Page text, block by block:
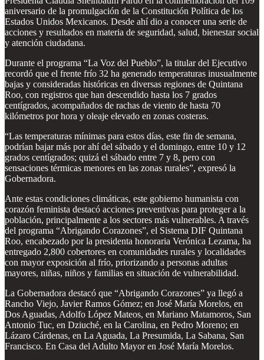
aniversario de la promulgación de la Constitución Política de los
Estados Unidos Mexicanos. Desde ahí dio a conocer una serie de
acciones y resultados en materia de seguridad, salud, bienestar social
y atención ciudadana.
Durante el programa “La Voz del Pueblo”, la titular del Ejecutivo
recordó que el frente frío 32 ha generado temperaturas inusualmente
bajas y consideradas históricas en diversas regiones de Quintana
Roo, con registros que han descendido hasta los 7 grados
centígrados, acompañados de rachas de viento de hasta 70
kilómetros por hora y oleaje elevado en zonas costeras.
“Las temperaturas mínimas para estos días, este fin de semana,
podrían bajar más por ahí del sábado y el domingo, entre 10 y 12
grados centígrados; quizá el sábado entre 7 y 8, pero con
sensaciones térmicas menores en las zonas rurales”, expresó la
Gobernadora.
Ante estas condiciones climáticas, este gobierno humanista con
corazón feminista destacó acciones preventivas para proteger a la
población, principalmente a los sectores más vulnerables. A través
del programa “Abrigando Corazones”, el Sistema DIF Quintana
Roo, encabezado por la presidenta honoraria Verónica Lezama, ha
entregado 2,800 cobertores en comunidades rurales y localidades
con mayor exposición al frío, priorizando a personas adultas
mayores, niñas, niños y familias en situación de vulnerabilidad.
La Gobernadora destacó que “Abrigando Corazones” ya llegó a
Rancho Viejo, Javier Ramos Gómez; en José María Morelos, en
Dos Aguadas, Adolfo López Mateos, en Mariano Matamoros, San
Antonio Tuc, en Dziuché, en la Carolina, en Pedro Moreno; en
Lázaro Cárdenas, en La Aguada, La Presumida, La Sabana, San
Francisco. En Casa del Adulto Mayor en José María Morelos.